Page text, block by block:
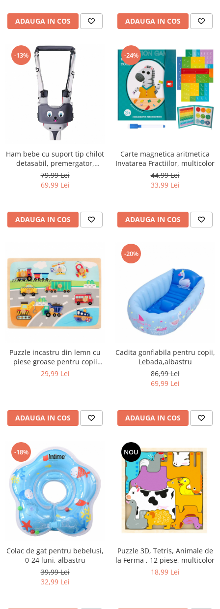
ADAUGA IN COS ADAUGA IN COS
-13%
Ham bebe cu suport tip chilot
detasabil, premergator,
asistare mers, bumbac, gri
79,99 Lei
69,99 Lei
ADAUGA IN COS
-24%
Carte magnetica aritmetica
Invatarea Fractiilor, multicolor
44,99 Lei
33,99 Lei
ADAUGA IN COS
Puzzle incastru din lemn cu
piese groase pentru copii
Vehicule, 9 piese, multicolor
29,99 Lei
ADAUGA IN COS
-20%
Cadita gonflabila pentru copii,
Lebada,albastru
86,99 Lei
69,99 Lei
ADAUGA IN COS
-18%
Colac de gat pentru bebelusi,
0-24 luni, albastru
39,99 Lei
32,99 Lei
NOU
Puzzle 3D, Tetris, Animale de
la Ferma , 12 piese, multicolor
18,99 Lei